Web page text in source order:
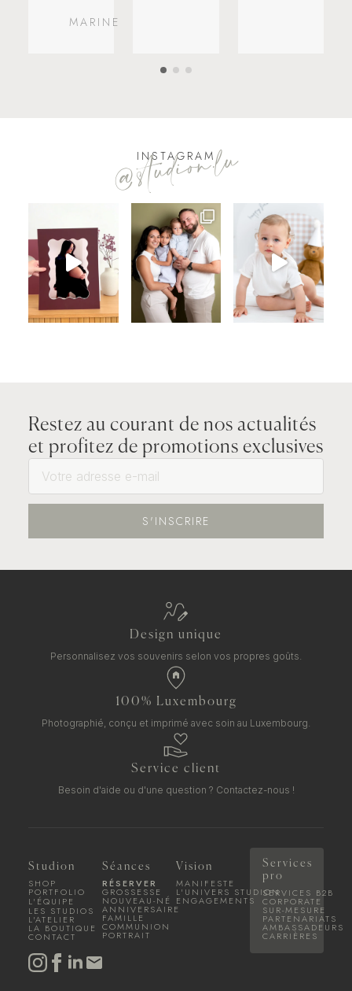
MARINE
INSTAGRAM
@studion.lu
Restez au courant de nos actualités
et profitez de promotions exclusives
S'INSCRIRE
Design unique
Personnalisez vos souvenirs selon vos propres goûts.
100% Luxembourg
Photographié, conçu et imprimé avec soin au Luxembourg.
Service client
Besoin d'aide ou d'une question ? Contactez-nous !
Studion
SHOP
PORTFOLIO
L'ÉQUIPE
LES STUDIOS
L'ATELIER
LA BOUTIQUE
CONTACT
Séances
RÉSERVER
GROSSESSE
NOUVEAU-NÉ
ANNIVERSAIRE
FAMILLE
COMMUNION
PORTRAIT
Vision
MANIFESTE
L'UNIVERS STUDION
ENGAGEMENTS
Services
pro
SERVICES B2B
CORPORATE
SUR-MESURE
PARTENARIATS
AMBASSADEURS
CARRIÈRES